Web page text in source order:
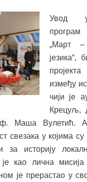
Увод
„Март –
језика“,
између
чији је
Крецуљ,
Маша Вулетић.
свезака у којима
за историју
је као лична
је прерастао у